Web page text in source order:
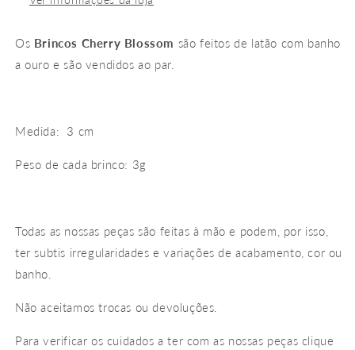
Os Brincos Cherry Blossom são feitos de latão com banho
a ouro e são vendidos ao par.
Medida: 3 cm
Peso de cada brinco: 3g
Todas as nossas peças são feitas à mão e podem, por isso,
ter subtis irregularidades e variações de acabamento, cor ou
banho.
Não aceitamos trocas ou devoluções.
Para verificar os cuidados a ter com as nossas peças clique